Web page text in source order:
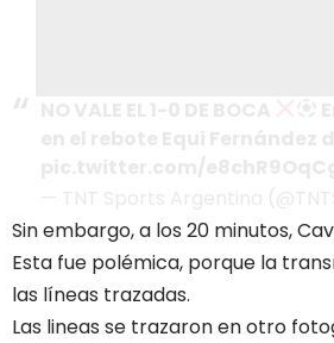
Sin embargo, a los 20 minutos,
Esta fue polémica, porque la
las líneas trazadas.
Las lineas se trazaron en otro